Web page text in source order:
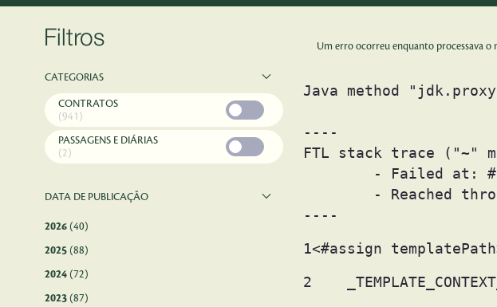
Filtros
CATEGORIAS
CONTRATOS
(941)
PASSAGENS E DIÁRIAS
(2)
DATA DE PUBLICAÇÃO
2026 (40)
2025 (88)
2024 (72)
2023 (87)
Um erro ocorreu enquanto processava o
Java method
----
FTL stack trace ("~"
----
1<#assign
2